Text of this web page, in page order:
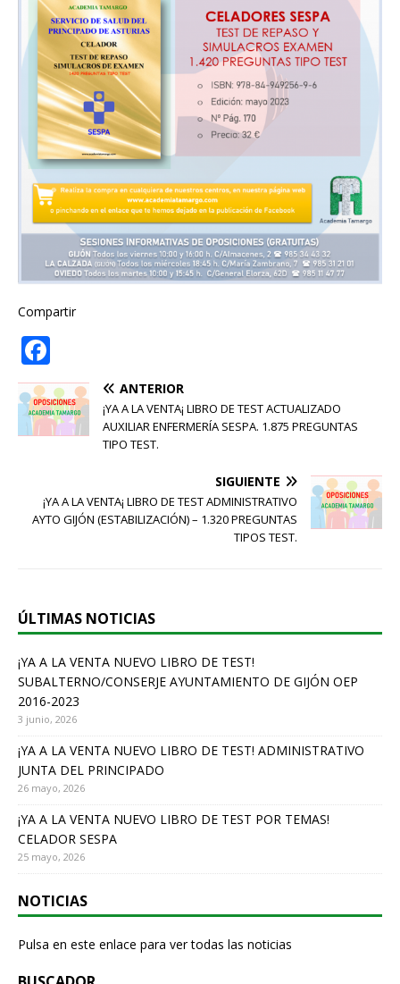
Compartir
a
c
e
o
o
ANTERIOR
¡YA A LA VENTA¡ LIBRO DE TEST ACTUALIZADO
AUXILIAR ENFERMERÍA SESPA. 1.875 PREGUNTAS
TIPO TEST.
SIGUIENTE
¡YA A LA VENTA¡ LIBRO DE TEST ADMINISTRATIVO
AYTO GIJÓN (ESTABILIZACIÓN) – 1.320 PREGUNTAS
TIPOS TEST.
ÚLTIMAS NOTICIAS
¡YA A LA VENTA NUEVO LIBRO DE TEST!
SUBALTERNO/CONSERJE AYUNTAMIENTO DE GIJÓN OEP
2016-2023
3 junio, 2026
¡YA A LA VENTA NUEVO LIBRO DE TEST! ADMINISTRATIVO
JUNTA DEL PRINCIPADO
26 mayo, 2026
¡YA A LA VENTA NUEVO LIBRO DE TEST POR TEMAS!
CELADOR SESPA
25 mayo, 2026
NOTICIAS
Pulsa en este enlace para ver todas las noticias